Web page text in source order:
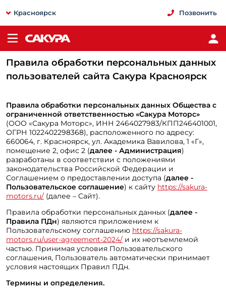
Красноярск Позвонить
Правила обработки персональных данных
пользователей сайта Сакура Красноярск
Правила обработки персональных данных Общества с
ограниченной ответственностью «Сакура Моторс»
(ООО «Сакура Моторс», ИНН 2464027983/КПП246401001,
ОГРН 1022402298368), расположенного по адресу:
660064, г. Красноярск, ул. Академика Вавилова, 1 «Г»,
помещение 2, офис 2 (далее - Администрация)
разработаны в соответствии с положениями
законодательства Российской Федерации и
Соглашением о предоставлении доступа (далее -
Пользовательское соглашение) к сайту https://sakura-
motors.ru/ (далее – Сайт).
Правила обработки персональных данных (далее -
Правила ПДн) являются приложением к
Пользовательскому соглашению https://sakura-
motors.ru/user-agreement-2024/ и их неотъемлемой
частью. Принимая условия Пользовательского
соглашения, Пользователь автоматически принимает
условия настоящих Правил ПДн.
Термины и определения.